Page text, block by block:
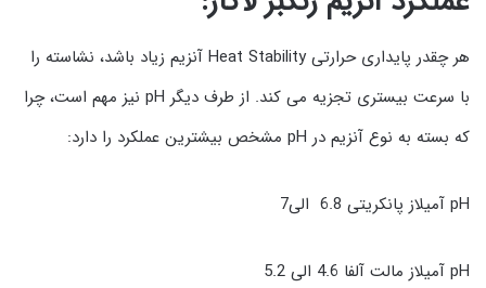
هر چقدر پایداری حرارتی Heat Stability آنزیم زیاد باشد، نشاسته را
با سرعت بیستری تجزیه می کند. از طرف دیگر pH نیز مهم است، چرا
که بسته به نوع آنزیم در pH مشخص بیشترین عملکرد را دارد:
pH آمیلاز پانکریتی 6.8 الی7
pH آمیلاز مالت آلفا 4.6 الی 5.2